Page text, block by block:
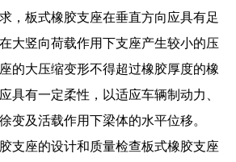
，板式橡胶支座在垂直方向应具有足
大竖向荷载作用下支座产生较小的压
的大压缩变形不得超过橡胶厚度的橡
具有一定柔性，以适应车辆制动力、
变及活载作用下梁体的水平位移。
支座的设计和质量检查板式橡胶支座